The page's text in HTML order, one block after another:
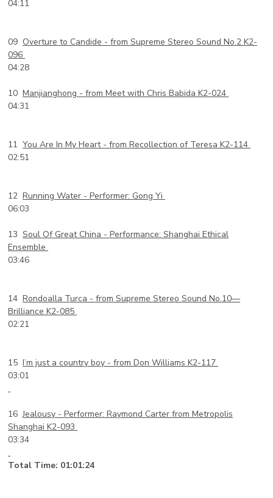
04:11
09 Overture to Candide -from Supreme Stereo Sound No.2 K2-
096
04:28
10Manjianghong -from Meet with Chris Babida K2-024
04:31
11You Are In My Heart -from Recollection of Teresa K2-114
02:51
12Running Water -Performer: Gong Yi
06:03
13Soul Of Great China -Performance: Shanghai Ethical
Ensemble
03:46
14Rondoalla Turca -from Supreme Stereo Sound No.10—
Brilliance K2-085
02:21
15I’m just a country boy -from Don Williams K2-117
03:01
16Jealousy -Performer: Raymond Carter from Metropolis
Shanghai K2-093
03:34
Total Time: 01:01:24